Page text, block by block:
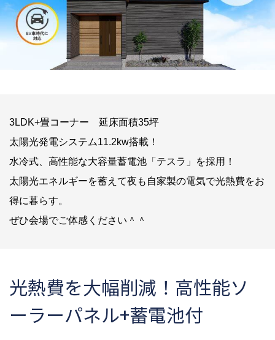
3LDK+畳コーナー 延床面積35坪
太陽光発電システム11.2kw搭載！
水冷式、高性能な大容量蓄電池「テスラ」を採用！
太陽光エネルギーを蓄えて夜も自家製の電気で光熱費をお
得に暮らす。
ぜひ会場でご体感ください＾＾
光熱費を大幅削減！高性能ソ
ーラーパネル+蓄電池付